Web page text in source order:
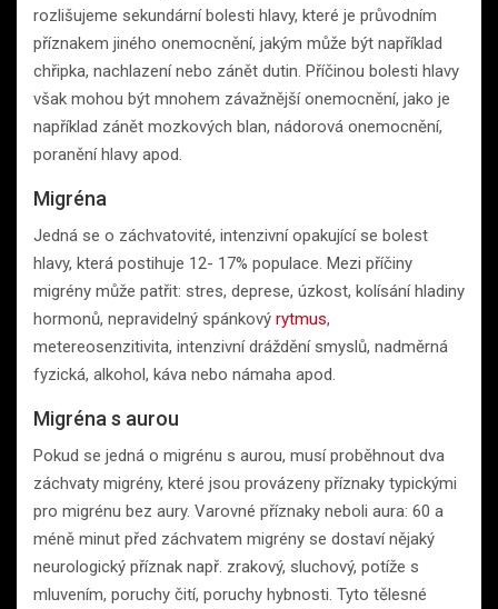
rozlišujeme sekundární bolesti hlavy, které je průvodním
příznakem jiného onemocnění, jakým může být například
chřipka, nachlazení nebo zánět dutin. Příčinou bolesti hlavy
však mohou být mnohem závažnější onemocnění, jako je
například zánět mozkových blan, nádorová onemocnění,
poranění hlavy apod.
Migréna
Jedná se o záchvatovité, intenzivní opakující se bolest
hlavy, která postihuje 12- 17% populace. Mezi příčiny
migrény může patřit: stres, deprese, úzkost, kolísání hladiny
hormonů, nepravidelný spánkový rytmus,
metereosenzitivita, intenzivní dráždění smyslů, nadměrná
fyzická, alkohol, káva nebo námaha apod.
Migréna s aurou
Pokud se jedná o migrénu s aurou, musí proběhnout dva
záchvaty migrény, které jsou provázeny příznaky typickými
pro migrénu bez aury. Varovné příznaky neboli aura: 60 a
méně minut před záchvatem migrény se dostaví nějaký
neurologický příznak např. zrakový, sluchový, potíže s
mluvením, poruchy čití, poruchy hybnosti. Tyto tělesné